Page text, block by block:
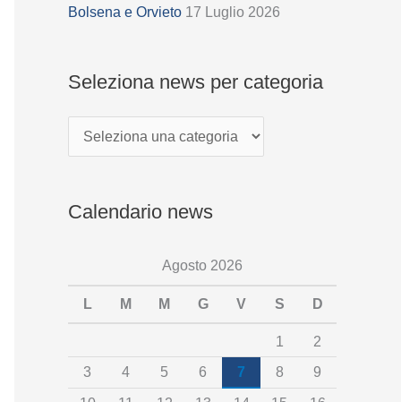
Bolsena e Orvieto 17 Luglio 2026
Seleziona news per categoria
z
n
w
r
c
a
Calendario news
Agosto 2026
L M M G V S D
1
2
3
4 5 6 7 8 9